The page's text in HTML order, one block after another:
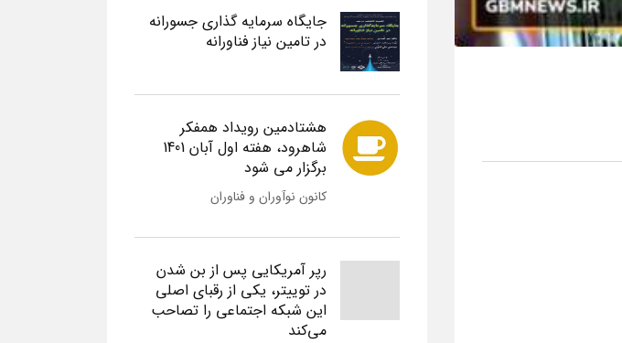
جایگاه سرمایه گذاری جسورانه
در تامین نیاز فناورانه
هشتادمین رویداد همفکر
شاهرود، هفته اول آبان 1401
برگزار می شود
کانون نوآوران و فناوران
رپر آمریکایی پس از بن شدن
در توییتر، یکی از رقبای اصلی
این شبکه اجتماعی را تصاحب
می‌کند